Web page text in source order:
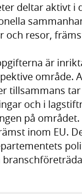
deltar aktivt i
och resor,
är
område.
tillsammans
och i
på
inom EU.